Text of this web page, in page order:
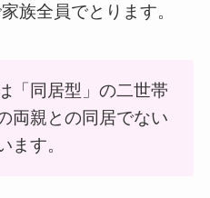
族全員でとります。
「同居型」の二世帯
両親との同居でない
ます。